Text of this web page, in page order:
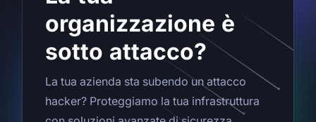
organizzazione è
sotto attacco?
La tua azienda sta subendo un attacco
hacker? Proteggiamo la tua infrastruttura